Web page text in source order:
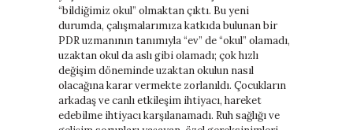
“bildiğimiz okul” olmaktan çıktı. Bu yeni
durumda, çalışmalarımıza katkıda bulunan bir
PDR uzmanının tanımıyla “ev” de “okul” olamadı,
uzaktan okul da aslı gibi olamadı; çok hızlı
değişim döneminde uzaktan okulun nasıl
olacağına karar vermekte zorlanıldı. Çocukların
arkadaş ve canlı etkileşim ihtiyacı, hareket
edebilme ihtiyacı karşılanamadı. Ruh sağlığı ve